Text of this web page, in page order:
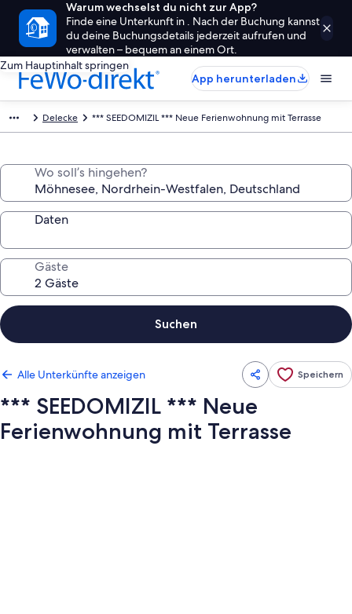
Warum wechselst du nicht zur App?
Finde eine Unterkunft in . Nach der Buchung kannst
du deine Buchungsdetails jederzeit aufrufen und
verwalten – bequem an einem Ort.
Zum Hauptinhalt springen
App herunterladen
Delecke *** SEEDOMIZIL *** Neue Ferienwohnung mit Terrasse
Wo soll’s hingehen?
Daten
Gäste
Suchen
Alle Unterkünfte anzeigen Speichern
*** SEEDOMIZIL *** Neue
Ferienwohnung mit Terrasse